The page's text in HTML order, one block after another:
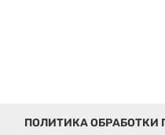
ПОЛИТИКА